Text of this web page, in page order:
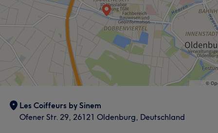
Les Coiffeurs by Sinem
Ofener Str. 29, 26121 Oldenburg, Deutschland